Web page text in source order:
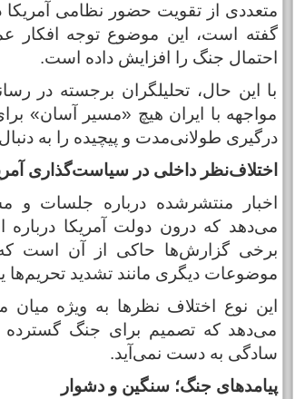
متعددی از تقویت حضور نظامی
گفته است، این موضوع توجه افکار
احتمال جنگ را افزایش داده است.
با این حال، تحلیلگران برجسته در
مواجهه با ایران هیچ «مسیر آسان»
درگیری طولانی‌مدت و پیچیده را به
اختلاف‌نظر داخلی در سیاست‌گذاری
اخبار منتشرشده درباره جلسات و
می‌دهد که درون دولت آمریکا درباره
برخی گزارش‌ها حاکی از آن است
موضوعات دیگری مانند تشدید تحریم‌ها
این نوع اختلاف ‌نظرها به‌ ویژه
می‌دهد که تصمیم برای جنگ گسترده
سادگی به‌ دست نمی‌آید.
پیامدهای جنگ؛ سنگین و دشوار